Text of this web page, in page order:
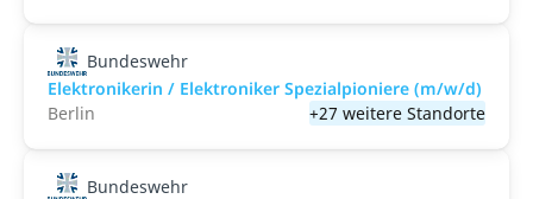
Bundeswehr
Elektronikerin / Elektroniker Spezialpioniere (m/w/d)
Berlin
+27 weitere Standorte
Bundeswehr